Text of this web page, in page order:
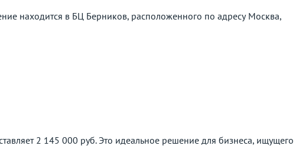
находится в БЦ Берников, расположенного по адресу Москва,
2 145 000 руб. Это идеальное решение для бизнеса, ищущего